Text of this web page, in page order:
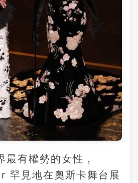
最有權勢的女性，
見地在奧斯卡舞台展